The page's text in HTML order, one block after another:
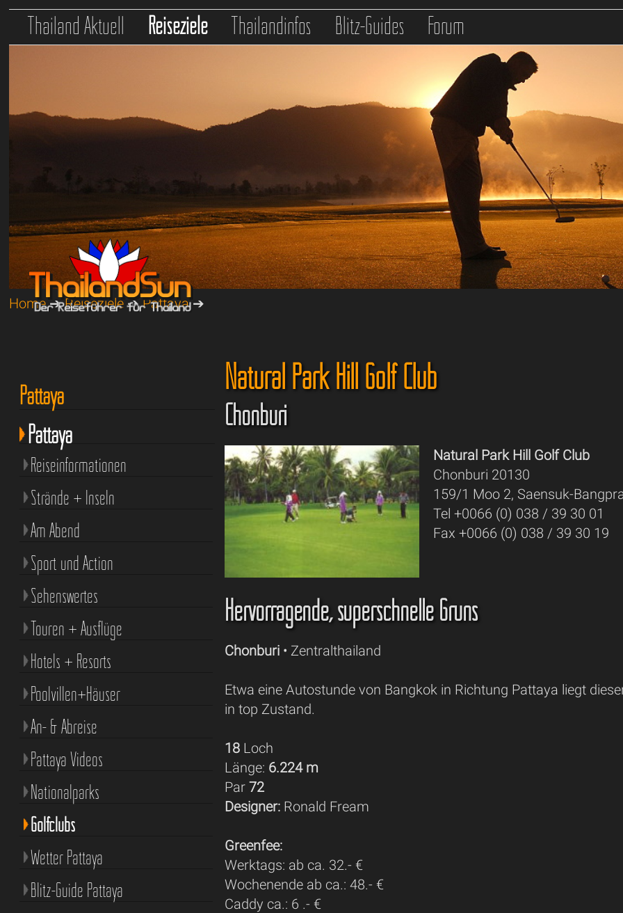
Thailand Aktuell Reiseziele Thailandinfos Blitz-Guides Forum
Home➔Reiseziele➔Pattaya➔
Natural Park Hill Golf Club
Chonburi
Natural Park Hill Golf Club
Chonburi 20130
159/1 Moo 2, Saensuk-
Tel +0066 (0) 038 / 39 30 01
Fax +0066 (0) 038 / 39 30 19
Hervorragende, superschnelle Grüns
Chonburi • Zentralthailand
Etwa eine Autostunde von Bangkok in Richtung Pattaya liegt
in top Zustand.
18 Loch
Länge: 6.224 m
Par72
Designer: Ronald Fream
Greenfee:
Werktags: ab ca. 32.- €
Wochenende ab ca.: 48.- €
Caddy ca.: 6 .- €
Pattaya
Pattaya
Reiseinformationen
Strände + Inseln
Am Abend
Sport und Action
Sehenswertes
Touren + Ausflüge
Hotels + Resorts
Poolvillen+Häuser
An- & Abreise
Pattaya Videos
Nationalparks
Golfclubs
Wetter Pattaya
Blitz-Guide Pattaya